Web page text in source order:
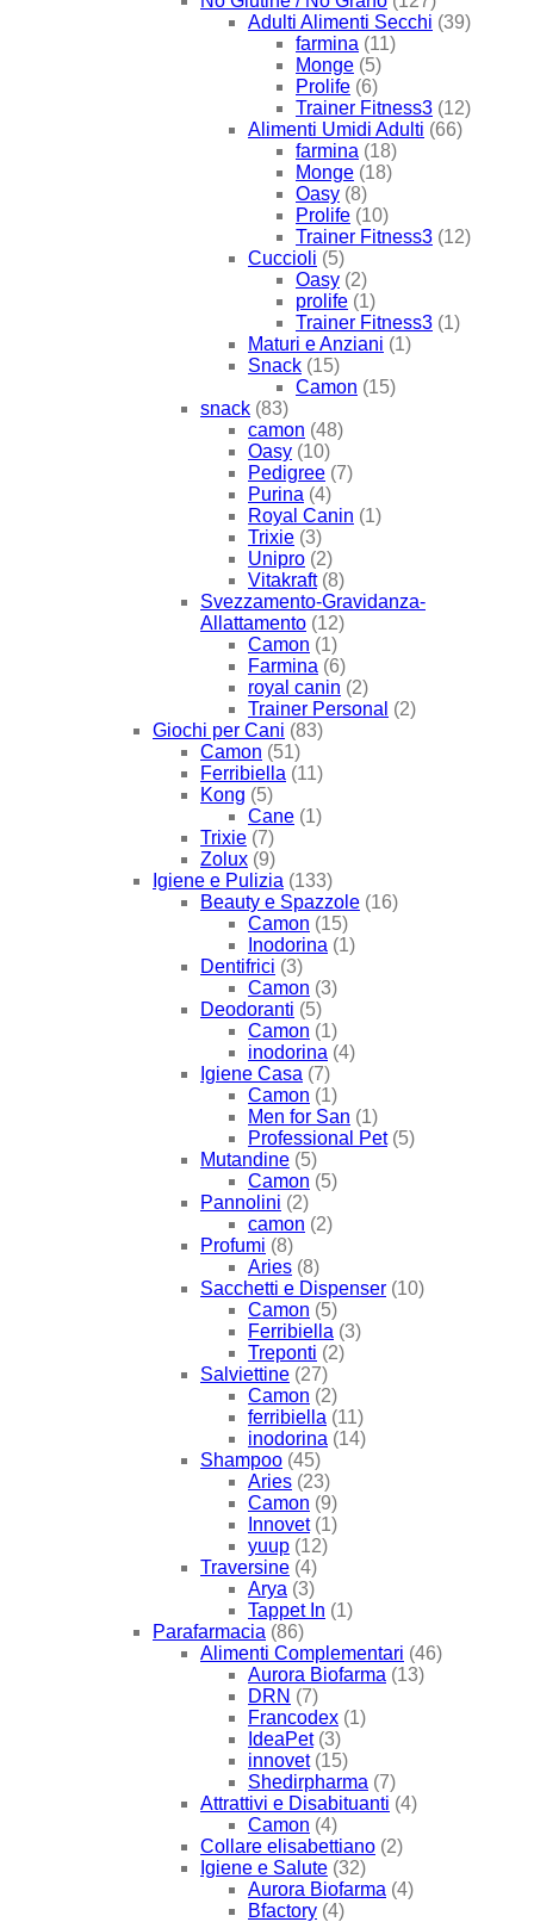
Adulti Alimenti Secchi (39)
farmina (11)
Monge (5)
Prolife (6)
Trainer Fitness3 (12)
Alimenti Umidi Adulti (66)
farmina (18)
Monge (18)
Oasy (8)
Prolife (10)
Trainer Fitness3 (12)
Cuccioli (5)
Oasy (2)
prolife (1)
Trainer Fitness3 (1)
Maturi e Anziani (1)
Snack (15)
Camon (15)
snack (83)
camon (48)
Oasy (10)
Pedigree (7)
Purina (4)
Royal Canin (1)
Trixie (3)
Unipro (2)
Vitakraft (8)
Svezzamento-Gravidanza-
Allattamento (12)
Camon (1)
Farmina (6)
royal canin (2)
Trainer Personal (2)
Giochi per Cani (83)
Camon (51)
Ferribiella (11)
Kong (5)
Cane (1)
Trixie (7)
Zolux (9)
Igiene e Pulizia (133)
Beauty e Spazzole (16)
Camon (15)
Inodorina (1)
Dentifrici (3)
Camon (3)
Deodoranti (5)
Camon (1)
inodorina (4)
Igiene Casa (7)
Camon (1)
Men for San (1)
Professional Pet (5)
Mutandine (5)
Camon (5)
Pannolini (2)
camon (2)
Profumi (8)
Aries (8)
Sacchetti e Dispenser (10)
Camon (5)
Ferribiella (3)
Treponti (2)
Salviettine (27)
Camon (2)
ferribiella (11)
inodorina (14)
Shampoo (45)
Aries (23)
Camon (9)
Innovet (1)
yuup (12)
Traversine (4)
Arya (3)
Tappet In (1)
Parafarmacia (86)
Alimenti Complementari (46)
Aurora Biofarma (13)
DRN (7)
Francodex (1)
IdeaPet (3)
innovet (15)
Shedirpharma (7)
Attrattivi e Disabituanti (4)
Camon (4)
Collare elisabettiano (2)
Igiene e Salute (32)
Aurora Biofarma (4)
Bfactory (4)